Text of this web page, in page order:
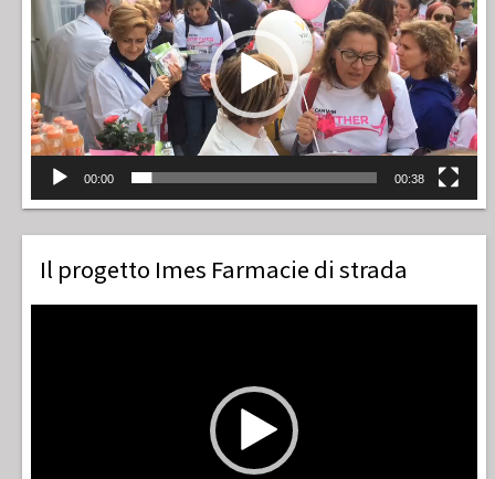
00:00 00:38
Il progetto Imes Farmacie di strada